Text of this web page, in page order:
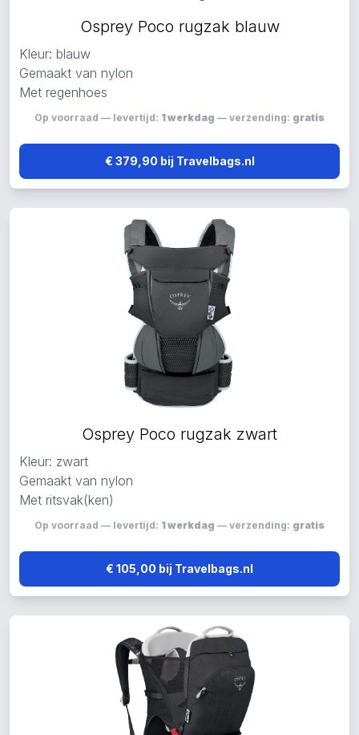
Osprey Poco rugzak blauw
Kleur: blauw
Gemaakt van nylon
Met regenhoes
Op voorraad — levertijd: 1 werkdag — verzending: gratis
€ 379,90 bij Travelbags.nl
Osprey Poco rugzak zwart
Kleur: zwart
Gemaakt van nylon
Met ritsvak(ken)
Op voorraad — levertijd: 1 werkdag — verzending: gratis
€ 105,00 bij Travelbags.nl